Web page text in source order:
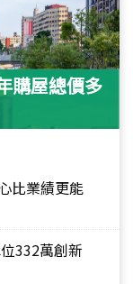
購屋總價多
比業績更能
332萬創新